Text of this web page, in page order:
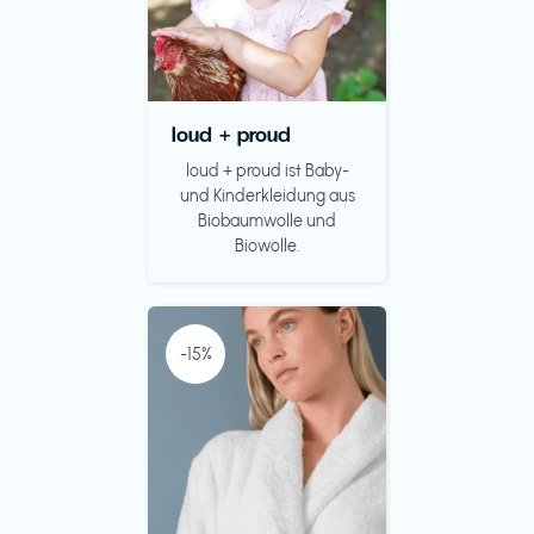
loud + proud
loud + proud ist Baby-
und Kinderkleidung aus
Biobaumwolle und
Biowolle.
-15%